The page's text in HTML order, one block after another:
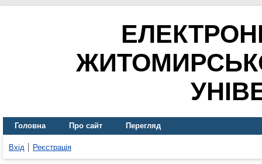
Головна Про сайт Перегляд
Вхід Реєстрація